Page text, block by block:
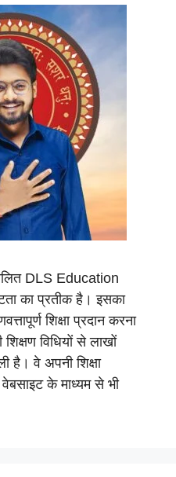
DLS Education
का प्रतीक है। इसका
शिक्षा प्रदान करना
विधियों से लाखों
है। वे अपनी शिक्षा
वेबसाइट के माध्यम से भी